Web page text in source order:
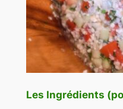
Les Ingrédients